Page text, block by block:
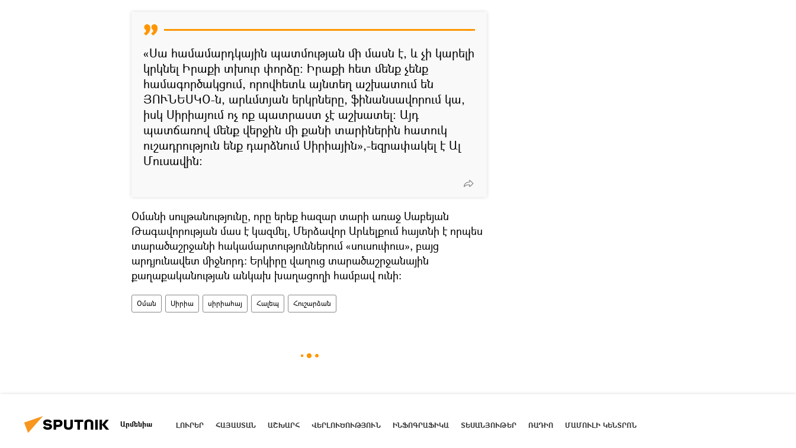
«Սա համամարդկային պատմության մի մասն է, և չի կարելի
կրկնել Իրաքի տխուր փորձը։ Իրաքի հետ մենք չենք
համագործակցում, որովհետև այնտեղ աշխատում են
ՅՈՒՆԵՍԿՕ-ն, արևմտյան երկրները, ֆինանսավորում կա,
իսկ Սիրիայում ոչ ոք պատրաստ չէ աշխատել։ Այդ
պատճառով մենք վերջին մի քանի տարիներին հատուկ
ուշադրություն ենք դարձնում Սիրիային»,-եզրափակել է Ալ
Մուսավին։
Օմանի սուլթանությունը, որը երեք հազար տարի առաջ Սաբեյան
Թագավորության մաս է կազմել, Մերձավոր Արևելքում հայտնի է որպես
տարածաշրջանի հակամարտություններում «սուսուփուս», բայց
արդյունավետ միջնորդ: Երկիրը վաղուց տարածաշրջանային
քաղաքականության անկախ խաղացողի համբավ ունի։
Օման Սիրիա սիրիահայ Հալեպ Հուշարձան
Արմենիա ԼՈՒՐԵՐ ՀԱՅԱՍՏԱՆ ԱՇԽԱՐՀ ՎԵՐԼՈՒԾՈՒԹՅՈՒՆ ԻՆՖՈԳՐԱՖԻԿԱ ՏԵՍԱՆՅՈՒԹԵՐ ՌԱԴԻՈ ՄԱՄՈՒԼԻ ԿԵՆՏՐՈՆ